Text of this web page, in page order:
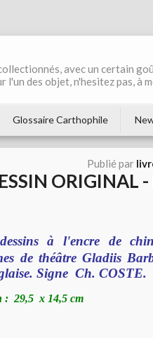
avec un certain
des objet, n'hesitez pas, à
Glossaire Carthophile
Publié par
ORIGINAL
à l'encre de
de théâtre Gladiis
Signe Ch. COSTE.
: 29,5 x 14,5 cm